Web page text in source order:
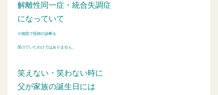
解離性同一症・統合失調症
になっていて
※病院で医師の診断を
受けていたわけではありません。
笑えない・笑わない時に
父が家族の誕生日には